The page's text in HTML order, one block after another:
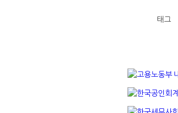
태그